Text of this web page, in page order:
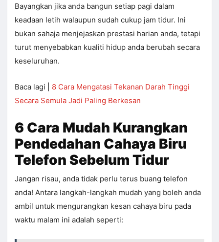
Bayangkan jika anda bangun setiap pagi dalam
keadaan letih walaupun sudah cukup jam tidur. Ini
bukan sahaja menjejaskan prestasi harian anda, tetapi
turut menyebabkan kualiti hidup anda berubah secara
keseluruhan.
Baca lagi | 8 Cara Mengatasi Tekanan Darah Tinggi
Secara Semula Jadi Paling Berkesan
6 Cara Mudah Kurangkan
Pendedahan Cahaya Biru
Telefon Sebelum Tidur
Jangan risau, anda tidak perlu terus buang telefon
anda! Antara langkah-langkah mudah yang boleh anda
ambil untuk mengurangkan kesan cahaya biru pada
waktu malam ini adalah seperti: